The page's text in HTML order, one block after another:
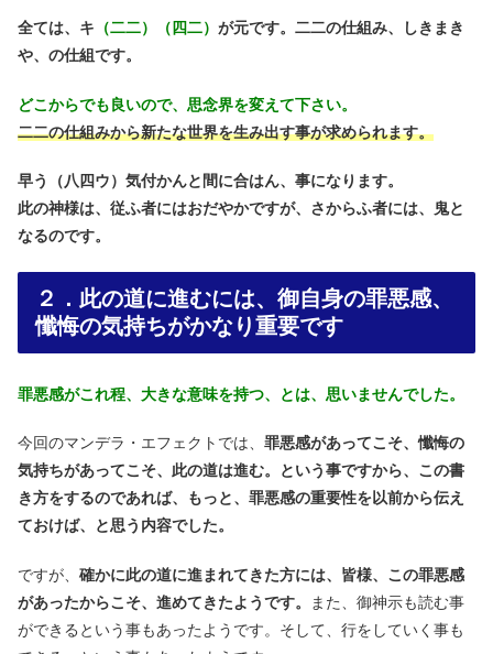
全ては、キ （二二）（四二） が元です。二二の仕組み、しきまき
や、の仕組です。
どこからでも良いので、思念界を変えて下さい。
二二の仕組みから新たな世界を生み出す事が求められます。
早う（八四ウ）気付かんと間に合はん、事になります。
此の神様は、従ふ者にはおだやかですが、さからふ者には、鬼と
なるのです。
２．此の道に進むには、御自身の罪悪感、
懺悔の気持ちがかなり重要です
罪悪感がこれ程、大きな意味を持つ、とは、思いませんでした。
今回のマンデラ・エフェクトでは、 罪悪感があってこそ、懺悔の
気持ちがあってこそ、此の道は進む。という事ですから、この書
き方をするのであれば、もっと、罪悪感の重要性を以前から伝え
ておけば、と思う内容でした。
ですが、 確かに此の道に進まれてきた方には、皆様、この罪悪感
があったからこそ、進めてきたようです。
また、御神示も読む事
ができるという事もあったようです。そして、行をしていく事も